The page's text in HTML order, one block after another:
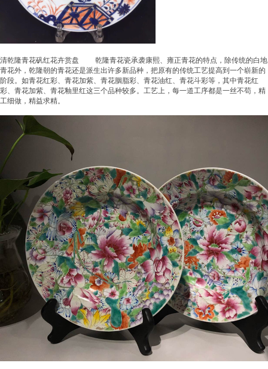
清乾隆青花矾红花卉赏盘 乾隆青花瓷承袭康熙、雍正青花的特点，除传统的白地
青花外，乾隆朝的青花还是派生出许多新品种，把原有的传统工艺提高到一个崭新的
阶段。如青花红彩、青花加紫、青花胭脂彩、青花油红、青花斗彩等，其中青花红
彩、青花加紫、青花釉里红这三个品种较多。工艺上，每一道工序都是一丝不苟，精
工细做，精益求精。